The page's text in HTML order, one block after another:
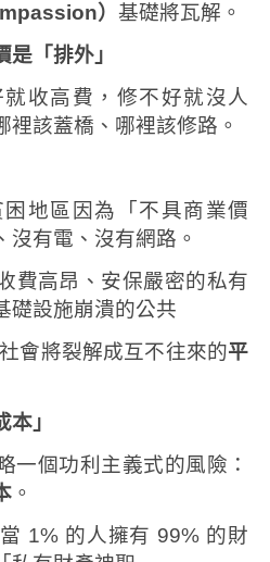
） 基礎將瓦解。
「排外」
就收高費，修不好就沒人
裡該蓋橋、哪裡該修路。
困地區因為「不具商業價
有電、沒有網路。
費高昂、安保嚴密的私有
礎設施崩潰的公共
裂解成互不往來的平
」
一個功利主義式的風險：
。
當 1% 的人擁有 99% 的財